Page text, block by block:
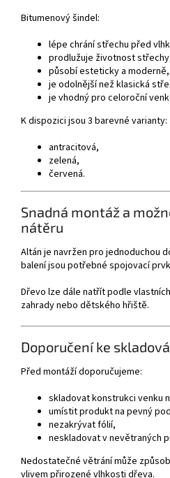
Bitumenový šindel:
lépe chrání střechu před
prodlužuje životnost
působí esteticky a moderně,
je odolnější než klasická
je vhodný pro celoroční
K dispozici jsou 3 barevné varianty:
antracitová,
zelená,
červená.
Snadná montáž a
nátěru
Altán je navržen pro jednoduchou
balení jsou potřebné spojovací
Dřevo lze dále natřít podle
zahrady nebo dětského hřiště.
Doporučení ke
Před montáží doporučujeme:
skladovat konstrukci venku
umístit produkt na pevný
nezakrývat fólií,
neskladovat v nevětraných
Nedostatečné větrání může
vlivem přirozené vlhkosti dřeva.